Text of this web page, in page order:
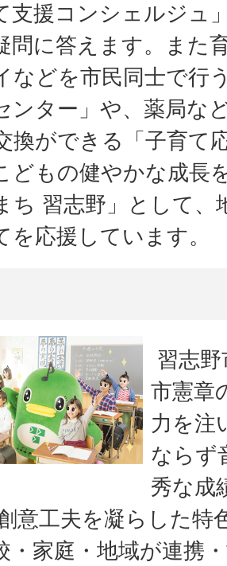
支援コンシェルジュ
問に答えます。また
などを市民同士で行
ンター」や、薬局な
換ができる「子育て
どもの健やかな成長
ち 習志野」として、
を応援しています。
習志
市憲章
力を注
ならず
秀な成
意工夫を凝らした特
・家庭・地域が連携